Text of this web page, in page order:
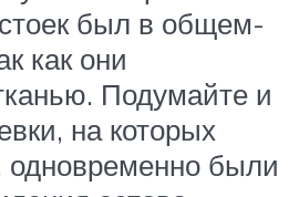
был в общем-
как они
Подумайте и
на которых
одновременно были